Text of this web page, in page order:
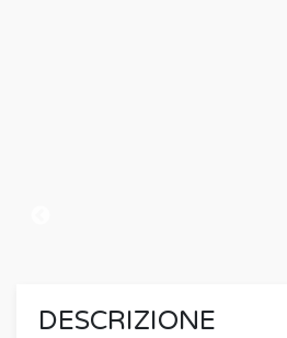
DESCRIZIONE